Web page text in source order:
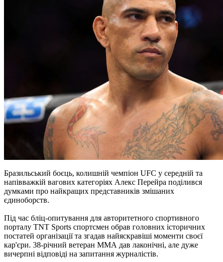
Бразильський боєць, колишній чемпіон UFC у середній та
напівважкій вагових категоріях Алекс Перейра поділився
думками про найкращих представників змішаних
єдиноборств.
Під час бліц-опитування для авторитетного спортивного
порталу TNT Sports спортсмен обрав головних історичних
постатей організації та згадав найяскравіші моменти своєї
кар'єри. 38-річний ветеран ММА дав лаконічні, але дуже
вичерпні відповіді на запитання журналістів.